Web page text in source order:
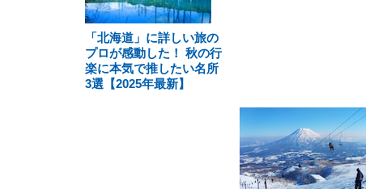
「北海道」に詳しい旅の
プロが感動した！ 秋の行
楽に本気で推したい名所
3選【2025年最新】